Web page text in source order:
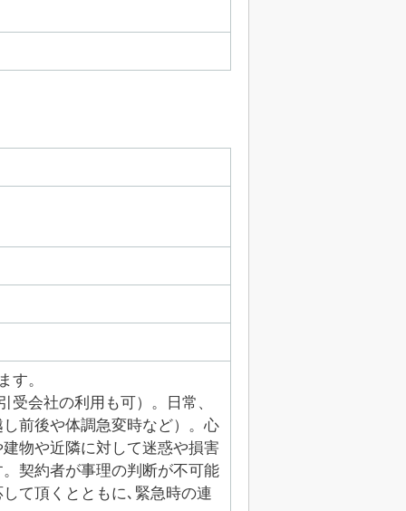
す。
会社の利用も可）。日常、
前後や体調急変時など）。心
物や近隣に対して迷惑や損害
契約者が事理の判断が不可能
て頂くとともに､緊急時の連